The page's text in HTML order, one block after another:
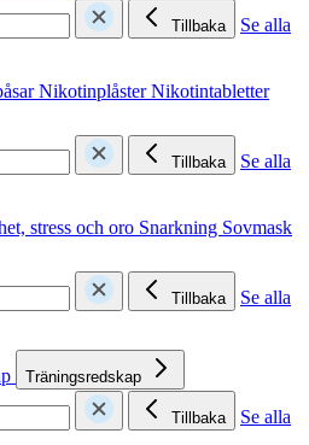
Tillbaka
Se alla
NikotinplåsterNikotintabletter
Tillbaka
Se alla
stress och oro Snarkning Sovmask
Tillbaka
Se alla
Träningsredskap
Tillbaka
Se alla